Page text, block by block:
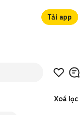
Tải app
Xoá lọc